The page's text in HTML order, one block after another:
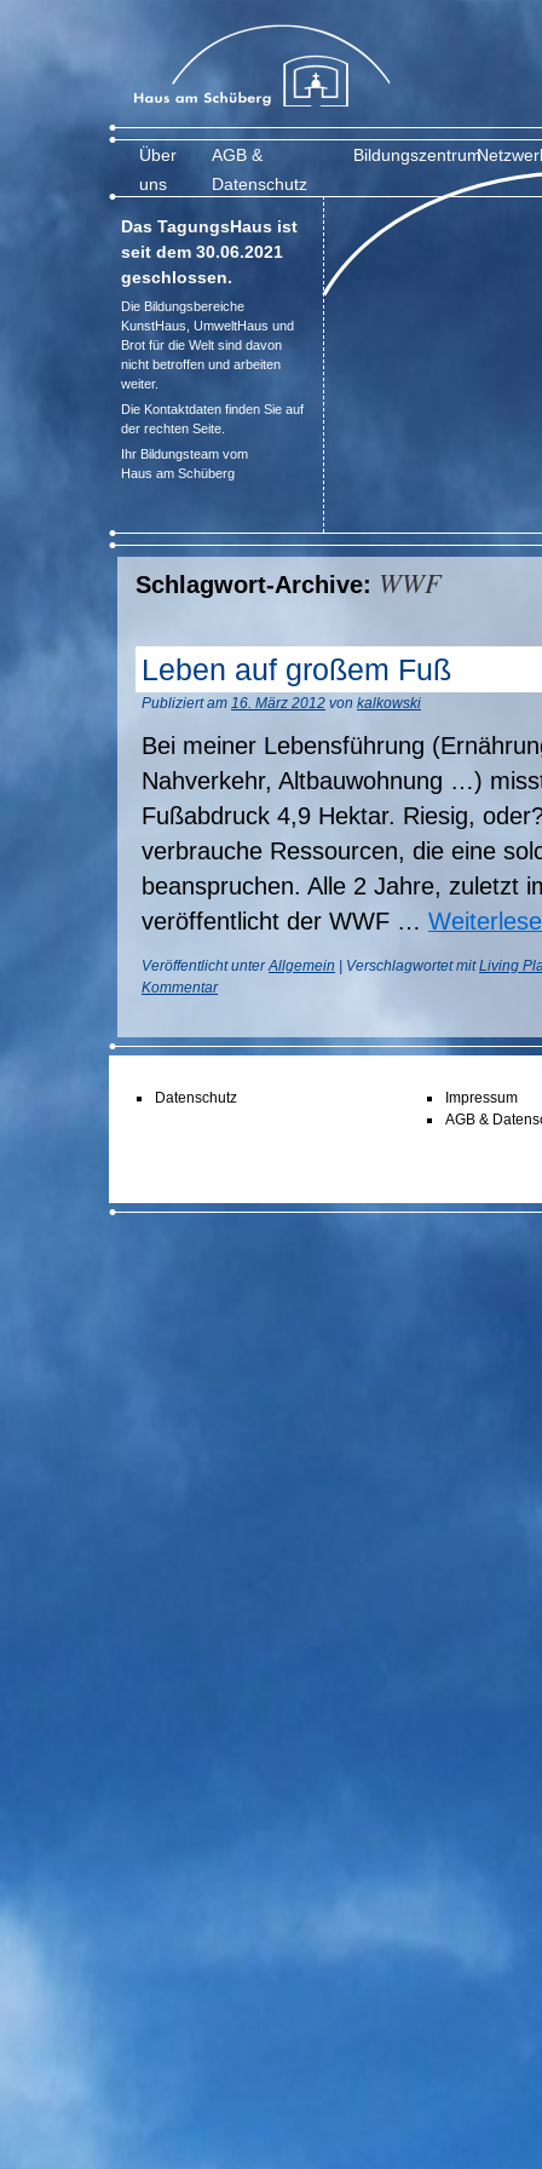
Über
uns
AGB &
Datenschutz
Bildungszentrum
Das TagungsHaus ist
seit dem 30.06.2021
geschlossen.
Die Bildungsbereiche
KunstHaus, UmweltHaus und
Brot für die Welt sind davon
nicht betroffen und arbeiten
weiter.
Die Kontaktdaten finden Sie auf
der rechten Seite.
Ihr Bildungsteam vom
Haus am Schüberg
Schlagwort-Archive: WWF
Leben auf großem Fuß
Publiziert am 16. März 2012 von kalkowski
Bei meiner Lebensführung
Nahverkehr, Altbauwohnung …)
Fußabdruck 4,9 Hektar. Riesig,
verbrauche Ressourcen, die eine
beanspruchen. Alle 2 Jahre, zuletzt
veröffentlicht der WWF …
Veröffentlicht unter Allgemein Verschlagwortet mit Living
Kommentar
Datenschutz
Impressum
AGB &